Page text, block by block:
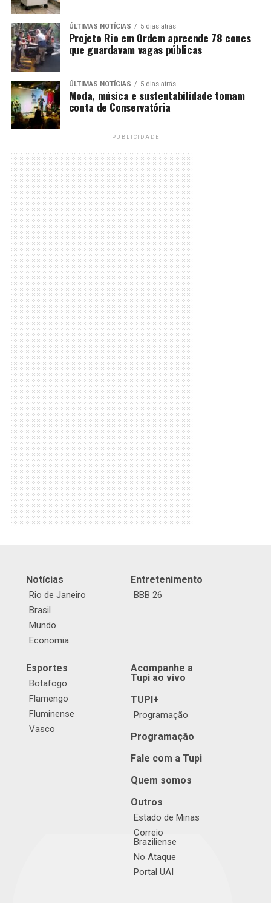
ÚLTIMAS NOTÍCIAS 5 dias atrás
Projeto Rio em Ordem apreende 78 cones
que guardavam vagas públicas
ÚLTIMAS NOTÍCIAS 5 dias atrás
Moda, música e sustentabilidade tomam
conta de Conservatória
PUBLICIDADE
Notícias
Rio de Janeiro
Brasil
Mundo
Economia
Entretenimento
BBB 26
Esportes
Botafogo
Flamengo
Fluminense
Vasco
Acompanhe a
Tupi ao vivo
TUPI+
Programação
Programação
Fale com a Tupi
Quem somos
Outros
Estado de Minas
Correio
Braziliense
No Ataque
Portal UAI